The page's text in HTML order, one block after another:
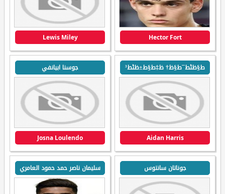
Hector Fort
Lewis Miley
ط§ظٹط¯ط§ظ† ظ‡ط§ط±ظٹط³
Aidan Harris
جوسنا ابيانفي
Josna Loulendo
جوناتان سانتوس سليمان ناصر حمد حمود العامري